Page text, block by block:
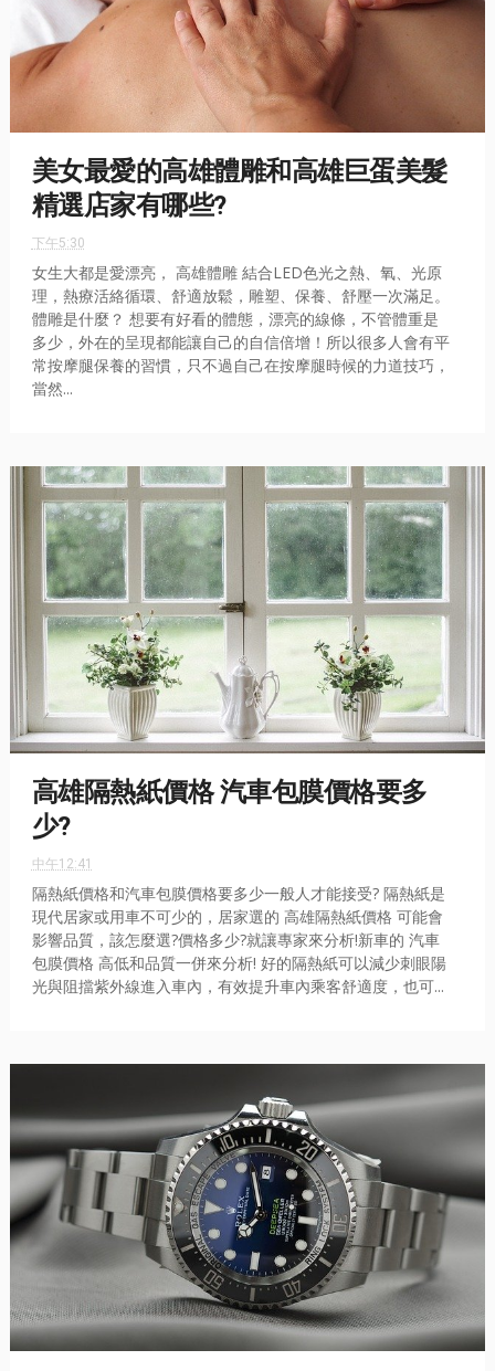
美女最愛的高雄體雕和高雄巨蛋美髮
精選店家有哪些?
下午5:30
女生大都是愛漂亮， 高雄體雕 結合LED色光之熱、氧、光原
理，熱療活絡循環、舒適放鬆，雕塑、保養、舒壓一次滿足。
體雕是什麼？ 想要有好看的體態，漂亮的線條，不管體重是
多少，外在的呈現都能讓自己的自信倍增！所以很多人會有平
常按摩腿保養的習慣，只不過自己在按摩腿時候的力道技巧，
當然...
高雄隔熱紙價格 汽車包膜價格要多
少?
中午12:41
隔熱紙價格和汽車包膜價格要多少一般人才能接受? 隔熱紙是
現代居家或用車不可少的，居家選的 高雄隔熱紙價格 可能會
影響品質，該怎麼選?價格多少?就讓專家來分析!新車的 汽車
包膜價格 高低和品質一併來分析! 好的隔熱紙可以減少刺眼陽
光與阻擋紫外線進入車內，有效提升車內乘客舒適度，也可...